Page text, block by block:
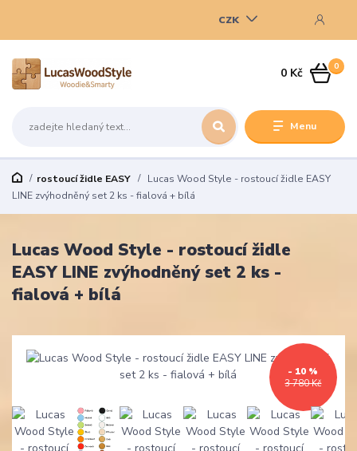
Menu
CZK
0
0 Kč
rostoucí židle EASY
Lucas Wood Style - rostoucí židle EASY
LINE zvýhodněný set 2 ks - fialová + bílá
Lucas Wood Style - rostoucí židle
EASY LINE zvýhodněný set 2 ks -
fialová + bílá
3 780 Kč
- 10 %